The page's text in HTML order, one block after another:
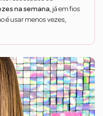
na semana, já em fios
é usar menos vezes,